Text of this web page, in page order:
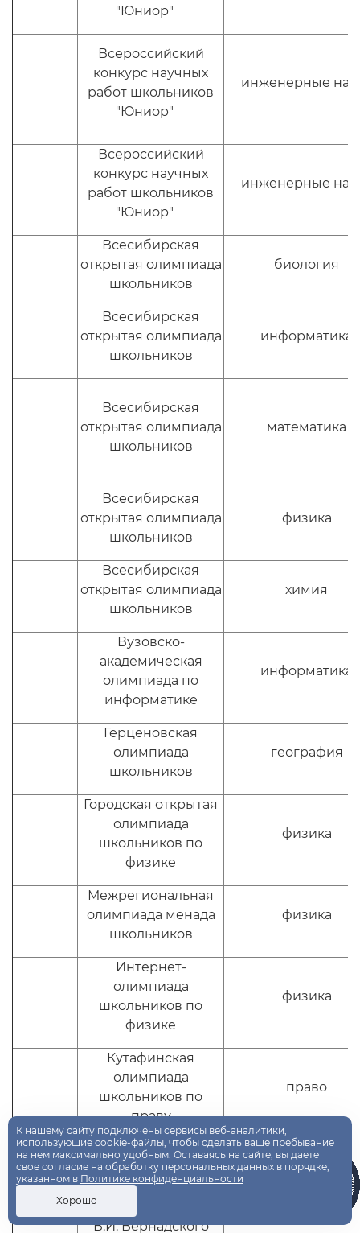
"Юниор"
Всероссийский
конкурс научных
работ школьников
"Юниор"
инженерные
Всероссийский
конкурс научных
работ школьников
"Юниор"
инженерные
Всесибирская
открытая олимпиада
школьников
биология
Всесибирская
открытая олимпиада
школьников
информатика
Всесибирская
открытая олимпиада
школьников
математика
Всесибирская
открытая олимпиада
школьников
физика
Всесибирская
открытая олимпиада
школьников
химия
Вузовско-
академическая
олимпиада по
информатике
информатика
Герценовская
олимпиада
школьников
география
Городская открытая
олимпиада
школьников по
физике
физика
Межрегиональная
олимпиада менада
школьников
физика
Интернет-
олимпиада
школьников по
физике
физика
Кутафинская
олимпиада
школьников по
праву
право
Всероссийская
академическая
олимпиада
школьников имени
В.И. Вернадского
гуманитарные
социальные
К нашему сайту подключены сервисы веб-аналитики,
использующие cookie-файлы, чтобы сделать ваше пребывание
на нем максимально удобным. Оставаясь на сайте, вы даете
свое согласие на обработку персональных данных в порядке,
указанном в Политике конфиденциальности
Хорошо